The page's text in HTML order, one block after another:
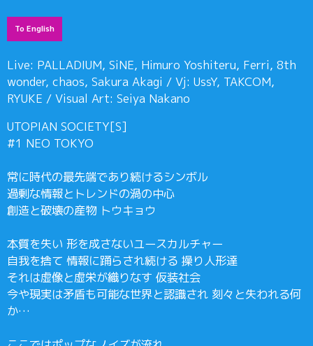
To English
Live: PALLADIUM, SiNE, Himuro Yoshiteru, Ferri, 8th
wonder, chaos, Sakura Akagi / Vj: UssY, TAKCOM,
RYUKE / Visual Art: Seiya Nakano
UTOPIAN SOCIETY[S]
#1 NEO TOKYO
常に時代の最先端であり続けるシンボル
過剰な情報とトレンドの渦の中心
創造と破壊の産物 トウキョウ
本質を失い 形を成さないユースカルチャー
自我を捨て 情報に踊らされ続ける 操り人形達
それは虚像と虚栄が織りなす 仮装社会
今や現実は矛盾も可能な世界と認識され 刻々と失われる何
か…